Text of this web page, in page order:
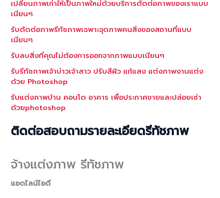
เปลี่ยนภาพเก่าให้เป็นภาพใหม่ด้วยบริการตัดต่อภาพของเราแบบ
เนียนๆ
รับตัดต่อภาพรีทัชภาพเฉพาะจุดภาพคนสิ่งของสถานที่แบบ
เนียนๆ
รับลบสิ่งที่คุณไม่ต้องการออกจากภาพแบบเนียนๆ
รับรีทัชภาพเจ้าบ่าวเจ้าสาว ปรับสีผิว แก้แสง แต่งภาพงานแต่ง
ด้วย Photoshop
รับแต่งภาพบ้าน คอนโด อาคาร เพื่อประกาศขายและปล่อยเช่า
ด้วยphotoshop
ติดต่อสอบถามรายละเอียดรีทัชภาพ
จ้างแต่งภาพ รีทัชภาพ
แอดไลน์ไอดี